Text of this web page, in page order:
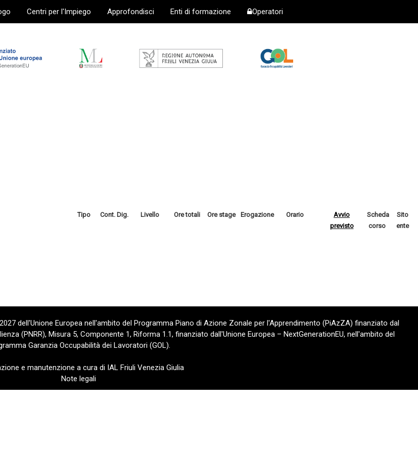
Centri per l'Impiego Approfondisci Enti di formazione Operatori
Tipo Cont. Dig. Livello Ore totali Ore stage Erogazione Orario
Avvio
previsto
Scheda
corso
Sito
ente
dell'Unione Europea nell'ambito del Programma Piano di Azione Zonale per l'Apprendimento (PiAzZA) finanziato dal
(PNRR), Misura 5, Componente 1, Riforma 1.1, finanziato dall'Unione Europea – NextGenerationEU, nell'ambito del
Garanzia Occupabilità dei Lavoratori (GOL).
e manutenzione a cura di IAL Friuli Venezia Giulia
Note legali